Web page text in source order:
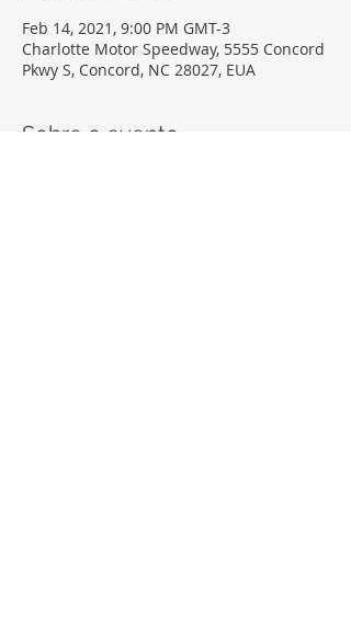
Feb 14, 2021, 9:00 PM GMT-3
Charlotte Motor Speedway, 5555 Concord
Pkwy S, Concord, NC 28027, EUA
Sobre o evento